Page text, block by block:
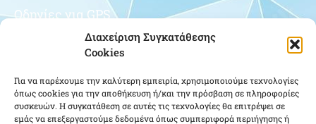
Διαχείριση Συγκατάθεσης
Cookies
Για να παρέχουμε την καλύτερη εμπειρία, χρησιμοποιούμε τεχνολογίες
όπως cookies για την αποθήκευση ή/και την πρόσβαση σε πληροφορίες
συσκευών. Η συγκατάθεση σε αυτές τις τεχνολογίες θα επιτρέψει σε
εμάς να επεξεργαστούμε δεδομένα όπως συμπεριφορά περιήγησης ή
Οδηγίες για GPS